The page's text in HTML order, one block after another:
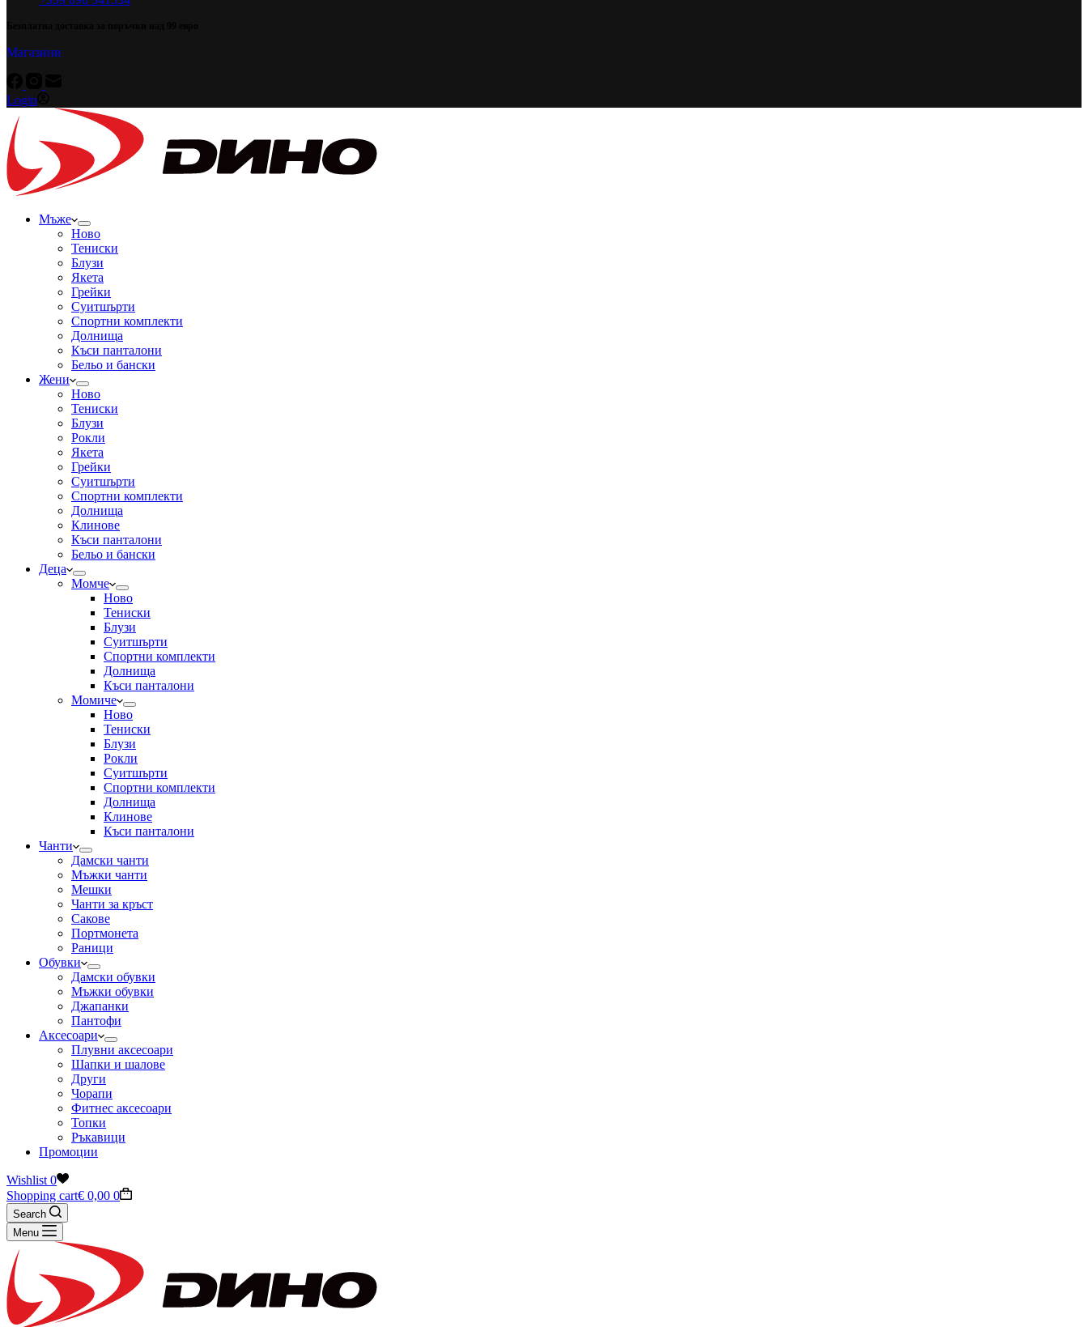
Магазини
Login
Мъже
Ново
Тениски
Блузи
Якета
Грейки
Суитшърти
Спортни комплекти
Долнища
Къси панталони
Бельо и бански
Жени
Ново
Тениски
Блузи
Рокли
Якета
Грейки
Суитшърти
Спортни комплекти
Долнища
Клинове
Къси панталони
Бельо и бански
Деца
Момче
Ново
Тениски
Блузи
Суитшърти
Спортни комплекти
Долнища
Къси панталони
Момиче
Ново
Тениски
Блузи
Рокли
Суитшърти
Спортни комплекти
Долнища
Клинове
Къси панталони
Чанти
Дамски чанти
Мъжки чанти
Мешки
Чанти за кръст
Сакове
Портмонета
Раници
Обувки
Дамски обувки
Мъжки обувки
Джапанки
Пантофи
Аксесоари
Плувни аксесоари
Шапки и шалове
Други
Чорапи
Фитнес аксесоари
Топки
Ръкавици
Промоции
Wishlist 0
Shopping cart€ 0,00 0
Search
Menu